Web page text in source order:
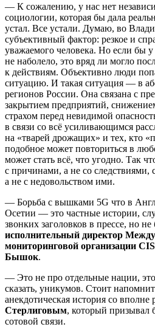
— К сожалению, у нас нет
социологии, которая бы дала
устал. Все устали. Думаю, во
субъективный фактор: резкое и
уважаемого человека. Но если бы
не наболело, это вряд ли могло
к действиям. Объективно люди
ситуацию. И такая ситуация — в
регионов России. Она связана с
закрытием предприятий,
страхом перед невидимой
в связи со всё усиливающимся
на «тварей дрожащих» и тех, кто
подобное может повториться в
может стать всё, что угодно. Так
с причинами, а не со
а не с недовольством ими.
— Борьба с вышками 5G что в
Осетии — это частные истории,
звонких заголовков в прессе, но
исполнительный директор
мониторинговой организации
Бышок.
— Это не про отдельные нации,
сказать, уникумов. Стоит
анекдотическая история со вполне
Стерлиговым, который призывал
сотовой связи.